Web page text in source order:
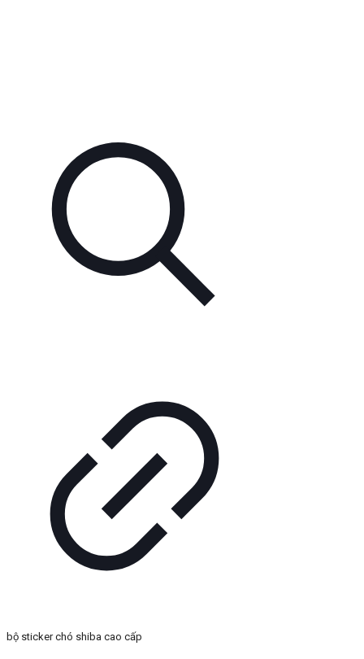
bộ sticker chó shiba cao cấp